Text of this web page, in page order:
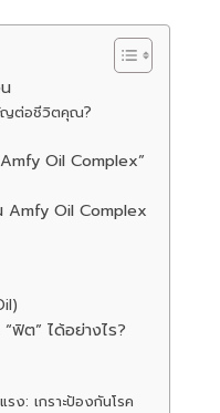
คัญต่อชีวิตคุณ?
Oil Complex”
Amfy Oil Complex
ฟิต” ได้อย่างไร?
ง: เกราะป้องกันโรค